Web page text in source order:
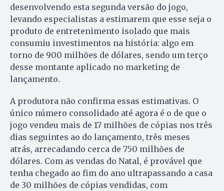
desenvolvendo esta segunda versão do jogo,
levando especialistas a estimarem que esse seja o
produto de entretenimento isolado que mais
consumiu investimentos na história: algo em
torno de 900 milhões de dólares, sendo um terço
desse montante aplicado no marketing de
lançamento.
A produtora não confirma essas estimativas. O
único número consolidado até agora é o de que o
jogo vendeu mais de 17 milhões de cópias nos três
dias seguintes ao do lançamento, três meses
atrás, arrecadando cerca de 750 milhões de
dólares. Com as vendas do Natal, é provável que
tenha chegado ao fim do ano ultrapassando a casa
de 30 milhões de cópias vendidas, com